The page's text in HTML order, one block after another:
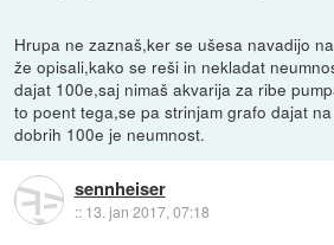
Hrupa ne zaznaš,ker se ušesa navadijo
že opisali,kako se reši in nekladat
dajat 100e,saj nimaš akvarija za ribe
to poent tega,se pa strinjam grafo dajat
dobrih 100e je neumnost.
sennheiser
:: 13. jan 2017, 07:18